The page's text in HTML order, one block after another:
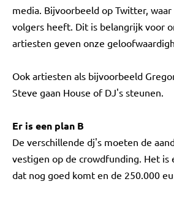
media. Bijvoorbeeld op Twitter,
volgers heeft. Dit is belangrijk voor
artiesten geven onze
Ook artiesten als bijvoorbeeld
Steve gaan House of DJ's steunen.
Er is een plan B
De verschillende dj's moeten de
vestigen op de crowdfunding. Het is
dat nog goed komt en de 250.000